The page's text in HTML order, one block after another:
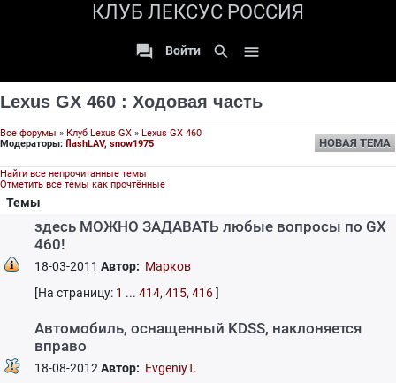
КЛУБ ЛЕКСУС РОССИЯ
 Войти search 
Lexus GX 460 : Ходовая часть
Все форумы » Клуб Lexus GX » Lexus GX 460
Модераторы: flashLAV, snow1975 НОВАЯ ТЕМА
Найти все непрочитанные темы
Отметить все темы как прочтённые
Темы
здесь МОЖНО ЗАДАВАТЬ любые вопросы по GX
460!
18-03-2011 Автор: Марков
[На страницу: 1 ... 414, 415, 416]
Автомобиль, оснащенный KDSS, наклоняется
вправо
18-08-2012 Автор: EvgeniyT.